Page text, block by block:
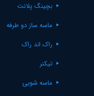
بچینگ پلانت
ماسه ساز دو طرفه
راک اند راک
تیکنر
ماسه شویی